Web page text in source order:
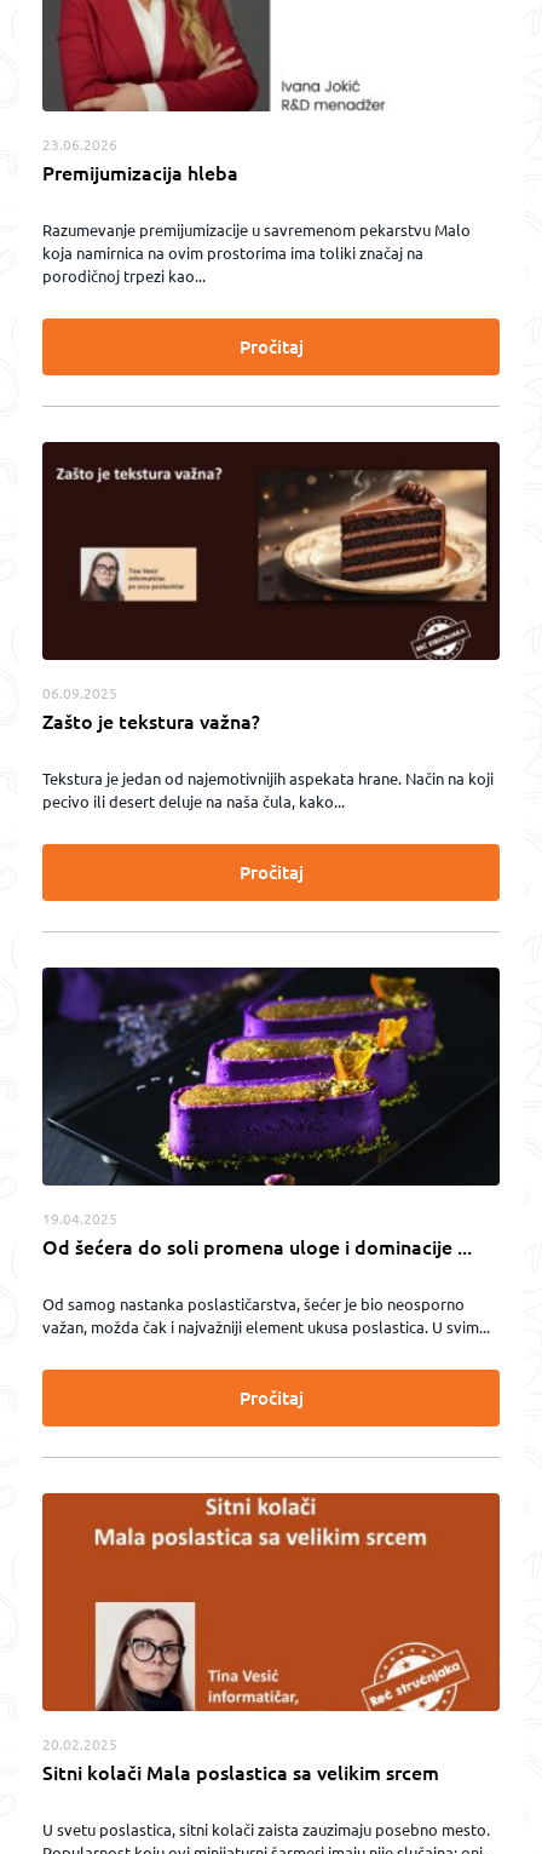
23.06.2026
Premijumizacija hleba
Razumevanje premijumizacije u savremenom pekarstvu Malo
koja namirnica na ovim prostorima ima toliki značaj na
porodičnoj trpezi kao...
Pročitaj
06.09.2025
Zašto je tekstura važna?
Tekstura je jedan od najemotivnijih aspekata hrane. Način na koji
pecivo ili desert deluje na naša čula, kako...
Pročitaj
19.04.2025
Od šećera do soli promena uloge i dominacije ...
Od samog nastanka poslastičarstva, šećer je bio neosporno
važan, možda čak i najvažniji element ukusa poslastica. U svim...
Pročitaj
20.02.2025
Sitni kolači Mala poslastica sa velikim srcem
U svetu poslastica, sitni kolači zaista zauzimaju posebno mesto.